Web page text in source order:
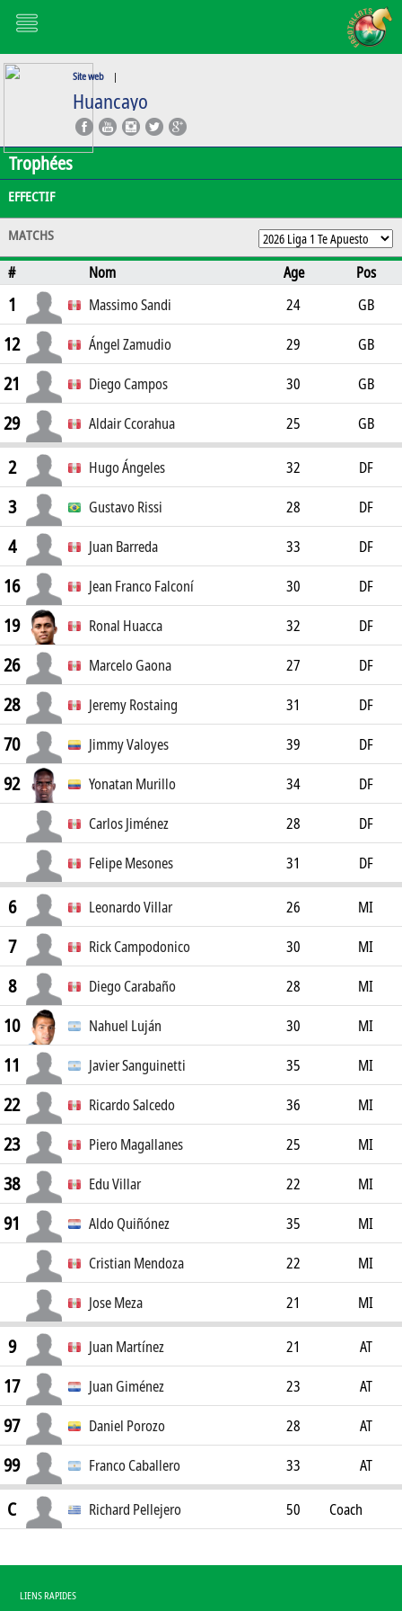
Site web |
Huancayo
Trophées
EFFECTIF
MATCHS
# Nom Age Pos
1 Massimo Sandi 24 GB
12 Ángel Zamudio 29 GB
21 Diego Campos 30 GB
29 Aldair Ccorahua 25 GB
2 Hugo Ángeles 32 DF
3 Gustavo Rissi 28 DF
4 Juan Barreda 33 DF
16 Jean Franco Falconí 30 DF
19 Ronal Huacca 32 DF
26 Marcelo Gaona 27 DF
28 Jeremy Rostaing 31 DF
70 Jimmy Valoyes 39 DF
92 Yonatan Murillo 34
DF
Carlos Jiménez
28
DF
Felipe Mesones
31 DF
6 Leonardo Villar 26 MI
7 Rick Campodonico 30 MI
8 Diego Carabaño 28 MI
10 Nahuel Luján 30 MI
11 Javier Sanguinetti 35 MI
22 Ricardo Salcedo 36 MI
23 Piero Magallanes 25 MI
38 Edu Villar 22 MI
91 Aldo Quiñónez 35
MI
Cristian Mendoza
22
MI
Jose Meza
21 MI
9 Juan Martínez 21 AT
17 Juan Giménez 23 AT
97 Daniel Porozo 28 AT
99 Franco Caballero 33 AT
C Richard Pellejero 50 Coach
LIENS RAPIDES